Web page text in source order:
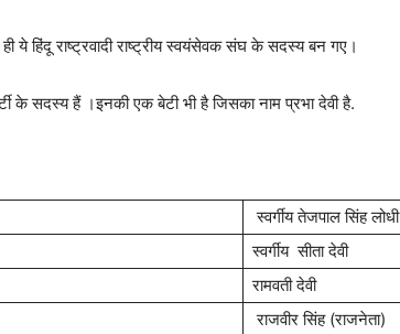
हिंदू राष्ट्रवादी राष्ट्रीय स्वयंसेवक संघ के सदस्य बन गए।
के सदस्य हैं ।इनकी एक बेटी भी है जिसका नाम प्रभा देवी है.
स्वर्गीय तेजपाल सिंह लोधी
स्वर्गीय सीता देवी
रामवती देवी
राजवीर सिंह (राजनेता)